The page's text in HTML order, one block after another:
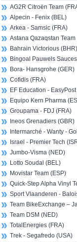
AG2R Citroën Team
Alpecin - Fenix (BEL)
Arkea - Samsic (FRA)
Astana Qazaqstan Team
Bahrain Victorious (BHR)
Bingoal Pauwels
Bora- Hansgrohe (GER)
Cofidis (FRA)
EF Education -
Equipo Kern Pharma
Groupama - FDJ (FRA)
Ineos Grenadiers (GBR)
Intermarché - Wanty -
Israel - Premier Tech
Jumbo-Visma (NED)
Lotto Soudal (BEL)
Movistar Team (ESP)
Quick-Step Alpha Vinyl
Sport Vlaanderen -
Team BikeExchange –
Team DSM (NED)
TotalEnergies (FRA)
Trek - Segafredo (USA)